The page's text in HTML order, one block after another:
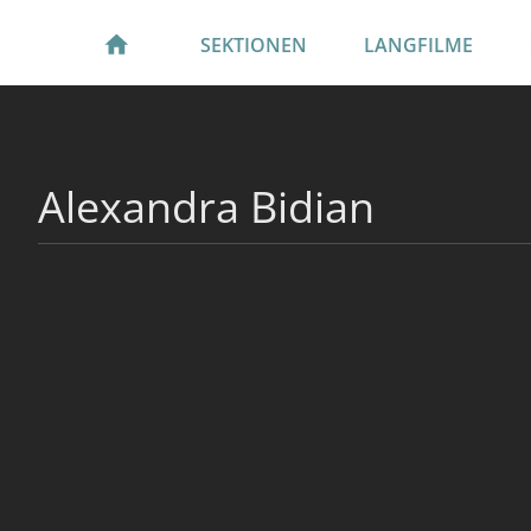
SEKTIONEN LANGFILME
Alexandra Bidian